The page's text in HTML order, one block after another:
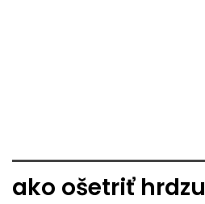
ako ošetriť hrdzu